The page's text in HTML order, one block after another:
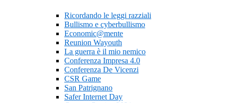
Ricordando le leggi razziali
Bullismo e cyberbullismo
Economic@mente
Reunion Wayouth
La guerra è il mio nemico
Conferenza Impresa 4.0
Conferenza De Vicenzi
CSR Game
San Patrignano
Safer Internet Day